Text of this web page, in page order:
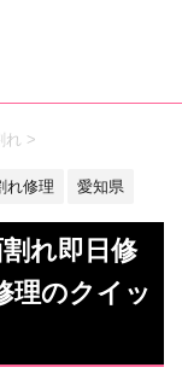
>
れ修理 愛知県
れ即日修
理のクイッ